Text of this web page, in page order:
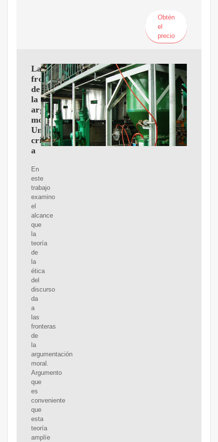
Obtén
el
precio
Las
fronteras
de
la
argumentación
moral.
Una
crítica
a
En
este
trabajo
examino
el
alcance
que
la
teoría
de
la
ética
del
discurso
da
a
las
fronteras
de
la
argumentación
moral.
Argumento
que
es
conveniente
que
esta
teoría
amplíe